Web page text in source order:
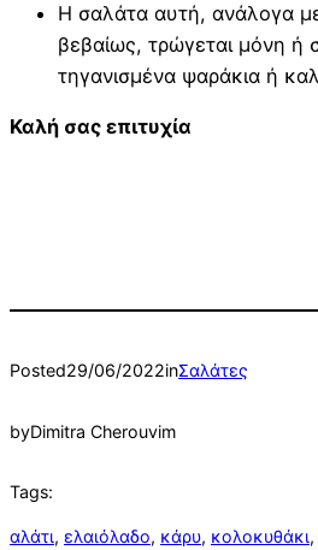
Η σαλάτα αυτή, ανάλογα
βεβαίως, τρώγεται μόνη ή
τηγανισμένα ψαράκια ή
Καλή σας επιτυχία
Posted29/06/2022inΣαλάτες
byDimitra Cherouvim
Tags:
αλάτι, ελαιόλαδο, κάρυ, κολοκυθάκι,